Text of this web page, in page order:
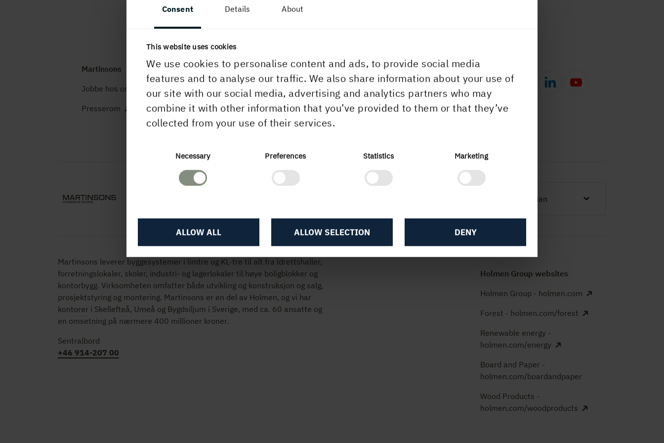
Consent Details About
This website uses cookies
We use cookies to personalise content and ads, to provide social media
features and to analyse our traffic. We also share information about your use of
our site with our social media, advertising and analytics partners who may
combine it with other information that you’ve provided to them or that they’ve
collected from your use of their services.
Necessary Preferences Statistics Marketing
DENY
ALLOW SELECTION
ALLOW ALL
Martinsons
Jobbe hos oss
Presserom
Kontakt oss
Trenger du å komme i kontakt
info@martinsons.se
Nettstedet
GDPR (behandling av
personopplysninger)
Norwegian
Martinsons leverer byggesystemer i limtre og KL-tre til alt fra idrettshaller,
forretningslokaler, skoler, industri- og lagerlokaler til høye boligblokker og
kontorbygg. Virksomheten omfatter både utvikling og konstruksjon og salg,
prosjektstyring og montering. Martinsons er en del av Holmen, og vi har
kontorer i Skellefteå, Umeå og Bygdsiljum i Sverige, med ca. 60 ansatte og
en omsetning på nærmere 400 millioner kroner.
Sentralbord
+46 914-207 00
Holmen Group websites
Holmen Group - holmen.com
Forest - holmen.com/forest
Renewable energy -
holmen.com/energy
Board and Paper -
holmen.com/boardandpaper
Wood Products -
holmen.com/woodproducts